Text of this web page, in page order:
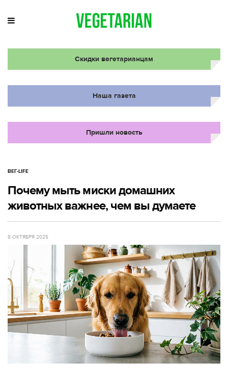
Скидки вегетарианцам
Наша газета
Пришли новость
ВЕГ-LIFE
Почему мыть миски домашних
животных важнее, чем вы думаете
8 ОКТЯБРЯ 2025